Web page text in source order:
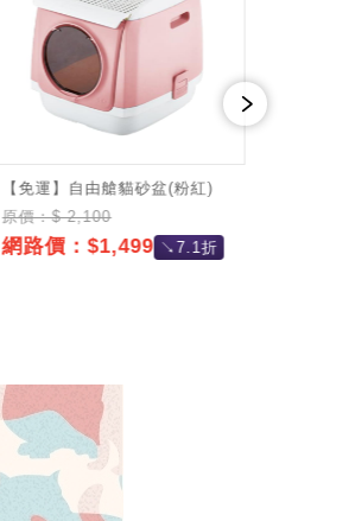
【免運】自由艙貓砂盆(粉紅)
原價：$ 2,100
網路價：$1,499 ↘7.1折